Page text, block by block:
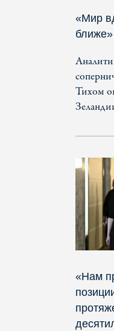
«Мир
ближе»
Тихом
«Нам